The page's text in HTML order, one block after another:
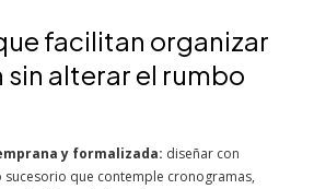
facilitan organizar
sin alterar el rumbo
y formalizada: diseñar con
que contemple cronogramas,